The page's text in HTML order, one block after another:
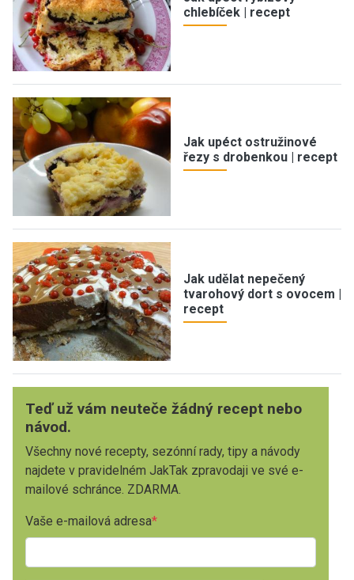
chlebíček | recept
Jak upéct ostružinové
řezy s drobenkou | recept
Jak udělat nepečený
tvarohový dort s ovocem |
recept
Teď už vám neuteče žádný recept nebo
návod.
Všechny nové recepty, sezónní rady, tipy a návody
najdete v pravidelném JakTak zpravodaji ve své e-
mailové schránce. ZDARMA.
Vaše e-mailová adresa